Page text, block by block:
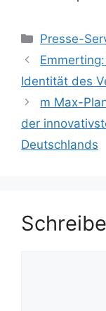
Kategorien
Presse-
Identität des
m Max-
der
Deutschlands